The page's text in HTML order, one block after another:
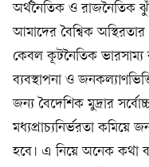
অর্থনৈতিক ও রাজনৈতিক
আমাদের বৈশ্বিক
কেবল কূটনৈতিক ভারসাম্য
ব্যবস্থাপনা ও
জন্য বৈদেশিক মুদ্রার
মধ্যপ্রাচ্যনির্ভরতা কমিয়ে
হবে। এ নিয়ে অনেক কথা